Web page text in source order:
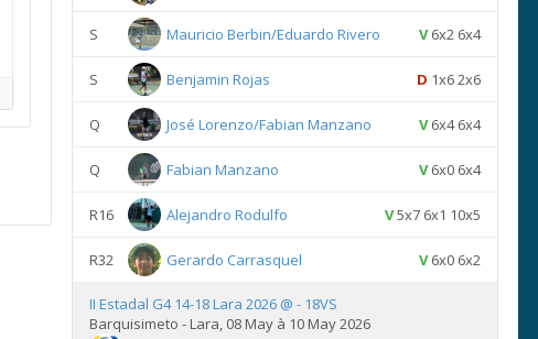
S Mauricio Berbin/Eduardo Rivero V6x2 6x4
S Benjamin Rojas D 1x6 2x6
Q José Lorenzo/Fabian Manzano V6x4 6x4
Q Fabian Manzano V6x0 6x4
R16 Alejandro Rodulfo V5x7 6x1 10x5
R32 Gerardo Carrasquel V6x0 6x2
II Estadal G4 14-18 Lara 2026 @ - 18VS
Barquisimeto - Lara, 08 May à 10 May 2026